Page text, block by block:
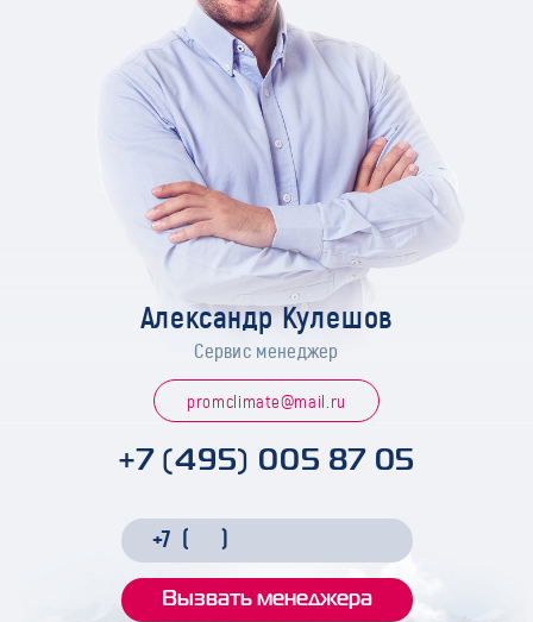
Александр Кулешов
Сервис менеджер
promclimate@mail.ru
+7 (495) 005 87 05